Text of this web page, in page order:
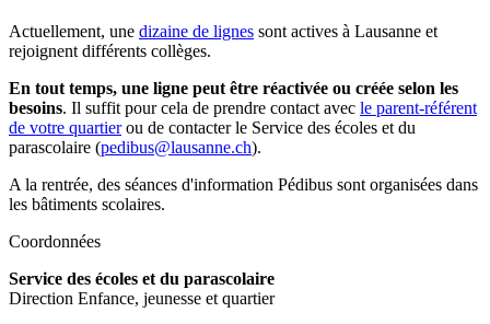
Actuellement, une dizaine de lignes sont actives à Lausanne et
rejoignent différents collèges.
En tout temps, une ligne peut être réactivée ou créée selon les
besoins. Il suffit pour cela de prendre contact avec le parent-référent
de votre quartierou de contacter le Service des écoles et du
parascolaire (pedibus@lausanne.ch).
A la rentrée, des séances d'information Pédibus sont organisées dans
les bâtiments scolaires.
Coordonnées
Service des écoles et du parascolaire
Direction Enfance, jeunesse et quartier